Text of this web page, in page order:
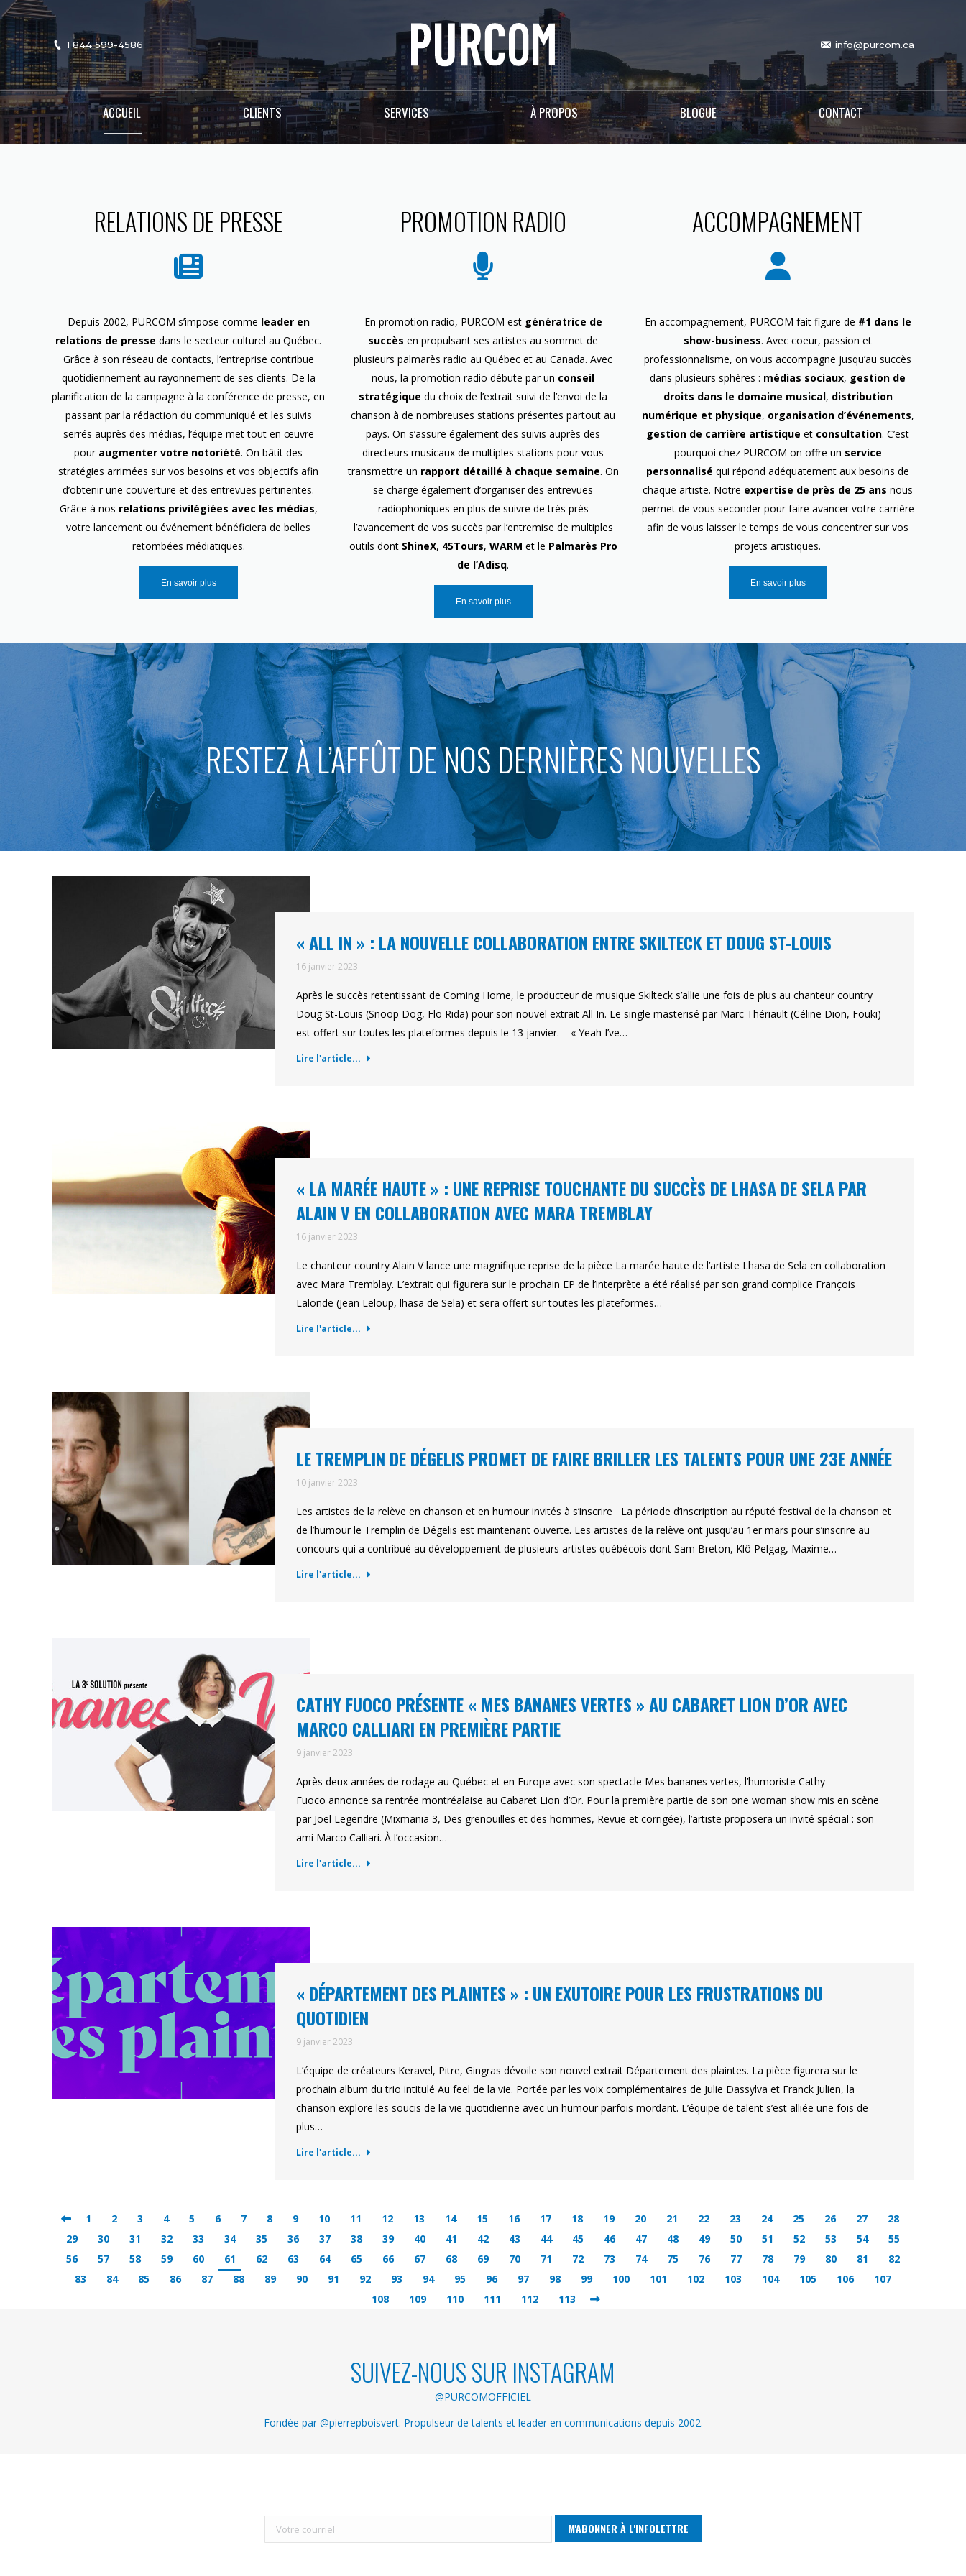
1 844 599-4586 info@purcom.ca
ACCUEIL CLIENTS SERVICES À PROPOS BLOGUE CONTACT
RELATIONS DE PRESSE
Depuis 2002, PURCOM s’impose comme leader en
relations de presse dans le secteur culturel au Québec.
Grâce à son réseau de contacts, l’entreprise contribue
quotidiennement au rayonnement de ses clients. De la
planification de la campagne à la conférence de presse, en
passant par la rédaction du communiqué et les suivis
serrés auprès des médias, l’équipe met tout en œuvre
pour augmenter votre notoriété. On bâtit des
stratégies arrimées sur vos besoins et vos objectifs afin
d’obtenir une couverture et des entrevues pertinentes.
Grâce à nos relations privilégiées avec les médias,
votre lancement ou événement bénéficiera de belles
retombées médiatiques.
En savoir plus
PROMOTION RADIO
En promotion radio, PURCOM est génératrice de
succès en propulsant ses artistes au sommet de
plusieurs palmarès radio au Québec et au Canada. Avec
nous, la promotion radio débute par un conseil
stratégique du choix de l’extrait suivi de l’envoi de la
chanson à de nombreuses stations présentes partout au
pays. On s’assure également des suivis auprès des
directeurs musicaux de multiples stations pour vous
transmettre un rapport détaillé à chaque semaine. On
se charge également d’organiser des entrevues
radiophoniques en plus de suivre de très près
l’avancement de vos succès par l’entremise de multiples
outils dont ShineX, 45Tours, WARM et le Palmarès Pro
de l’Adisq.
En savoir plus
ACCOMPAGNEMENT
En accompagnement, PURCOM fait figure de #1 dans le
show-business. Avec coeur, passion et
professionnalisme, on vous accompagne jusqu’au succès
dans plusieurs sphères : médias sociaux, gestion de
droits dans le domaine musical, distribution
numérique et physique, organisation d’événements,
gestion de carrière artistique et consultation. C’est
pourquoi chez PURCOM on offre un service
personnalisé qui répond adéquatement aux besoins de
chaque artiste. Notre expertise de près de 25 ans nous
permet de vous seconder pour faire avancer votre carrière
afin de vous laisser le temps de vous concentrer sur vos
projets artistiques.
En savoir plus
RESTEZ À L’AFFÛT DE NOS DERNIÈRES NOUVELLES
« ALL IN » : LA NOUVELLE COLLABORATION ENTRE SKILTECK ET DOUG ST-LOUIS
16 janvier 2023
Après le succès retentissant de Coming Home, le producteur de musique Skilteck s’allie une fois de plus au chanteur country
Doug St-Louis (Snoop Dog, Flo Rida) pour son nouvel extrait All In. Le single masterisé par Marc Thériault (Céline Dion, Fouki)
est offert sur toutes les plateformes depuis le 13 janvier. « Yeah I’ve…
Lire l'article...
« LA MARÉE HAUTE » : UNE REPRISE TOUCHANTE DU SUCCÈS DE LHASA DE SELA PAR
ALAIN V EN COLLABORATION AVEC MARA TREMBLAY
16 janvier 2023
Le chanteur country Alain V lance une magnifique reprise de la pièce La marée haute de l’artiste Lhasa de Sela en collaboration
avec Mara Tremblay. L’extrait qui figurera sur le prochain EP de l’interprète a été réalisé par son grand complice François
Lalonde (Jean Leloup, lhasa de Sela) et sera offert sur toutes les plateformes…
Lire l'article...
LE TREMPLIN DE DÉGELIS PROMET DE FAIRE BRILLER LES TALENTS POUR UNE 23E ANNÉE
10 janvier 2023
Les artistes de la relève en chanson et en humour invités à s’inscrire La période d’inscription au réputé festival de la chanson et
de l’humour le Tremplin de Dégelis est maintenant ouverte. Les artistes de la relève ont jusqu’au 1er mars pour s’inscrire au
concours qui a contribué au développement de plusieurs artistes québécois dont Sam Breton, Klô Pelgag, Maxime…
Lire l'article...
CATHY FUOCO PRÉSENTE « MES BANANES VERTES » AU CABARET LION D’OR AVEC
MARCO CALLIARI EN PREMIÈRE PARTIE
9 janvier 2023
Après deux années de rodage au Québec et en Europe avec son spectacle Mes bananes vertes, l’humoriste Cathy
Fuoco annonce sa rentrée montréalaise au Cabaret Lion d’Or. Pour la première partie de son one woman show mis en scène
par Joël Legendre (Mixmania 3, Des grenouilles et des hommes, Revue et corrigée), l’artiste proposera un invité spécial : son
ami Marco Calliari. À l’occasion…
Lire l'article...
« DÉPARTEMENT DES PLAINTES » : UN EXUTOIRE POUR LES FRUSTRATIONS DU
QUOTIDIEN
9 janvier 2023
L’équipe de créateurs Keravel, Pitre, Gingras dévoile son nouvel extrait Département des plaintes. La pièce figurera sur le
prochain album du trio intitulé Au feel de la vie. Portée par les voix complémentaires de Julie Dassylva et Franck Julien, la
chanson explore les soucis de la vie quotidienne avec un humour parfois mordant. L’équipe de talent s’est alliée une fois de
plus…
Lire l'article...
1 2 3 4 5 6 7 8 9 10 11 12 13 14 15 16 17 18 19 20 21 22 23 24 25 26 27
28
29
30 31 32 33 34 35 36 37 38 39 40 41 42 43 44 45 46 47 48 49 50 51 52 53 54
55
56
57 58 59 60 61 62 63 64 65 66 67 68 69 70 71 72 73 74 75 76 77 78 79 80 81
82
83
84 85 86 87 88 89 90 91 92 93 94 95 96 97 98 99 100 101 102 103 104 105 106
107
108
109 110 111 112 113
SUIVEZ-NOUS SUR INSTAGRAM
@PURCOMOFFICIEL
Fondée par @pierrepboisvert. Propulseur de talents et leader en communications depuis 2002.